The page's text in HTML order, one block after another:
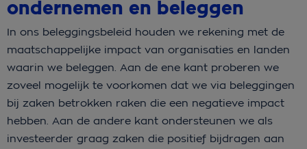
ondernemen en beleggen
In ons beleggingsbeleid houden we rekening met de
maatschappelijke impact van organisaties en landen
waarin we beleggen. Aan de ene kant proberen we
zoveel mogelijk te voorkomen dat we via beleggingen
bij zaken betrokken raken die een negatieve impact
hebben. Aan de andere kant ondersteunen we als
investeerder graag zaken die positief bijdragen aan